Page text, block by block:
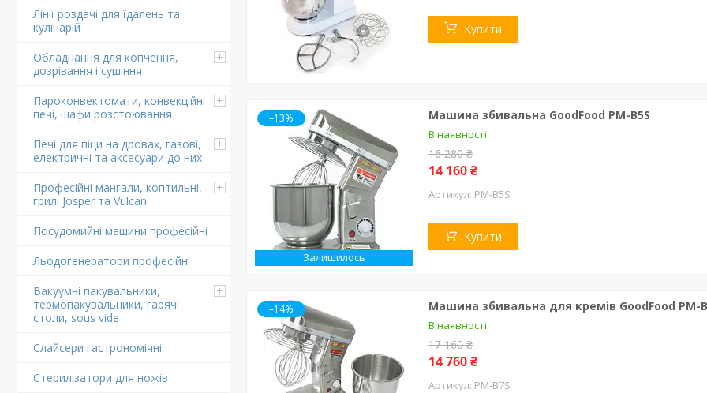
Лінії роздачі для їдалень та
кулінарій
Обладнання для копчення,
дозрівання і сушіння
Пароконвектомати, конвекційні
печі, шафи розстоювання
Печі для піци на дровах, газові,
електричні та аксесуари до них
Професійні мангали, коптильні,
грилі Josper та Vulcan
Посудомийні машини професійні
Льодогенератори професійні
Вакуумні пакувальники,
термопакувальники, гарячі
столи, sous vide
Слайсери гастрономічні
Стерилізатори для ножів
Купити
–13%
Залишилось
Машина збивальна GoodFood PM-B5S
В наявності
16 280 ₴
14 160 ₴
PM-B5S
Купити
–14% Машина збивальна для кремів GoodFood PM-
В наявності
17 160 ₴
14 760 ₴
PM-B7S